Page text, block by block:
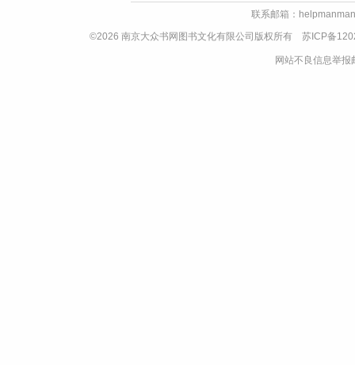
联系邮箱：
©2026 南京大众书网图书文化有限公司版权所有 苏ICP备
网站不良信息举